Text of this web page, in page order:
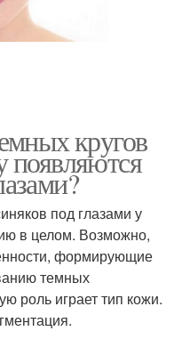
кругов
появляются
под глазами у
в целом. Возможно,
формирующие
темных
роль играет тип кожи.